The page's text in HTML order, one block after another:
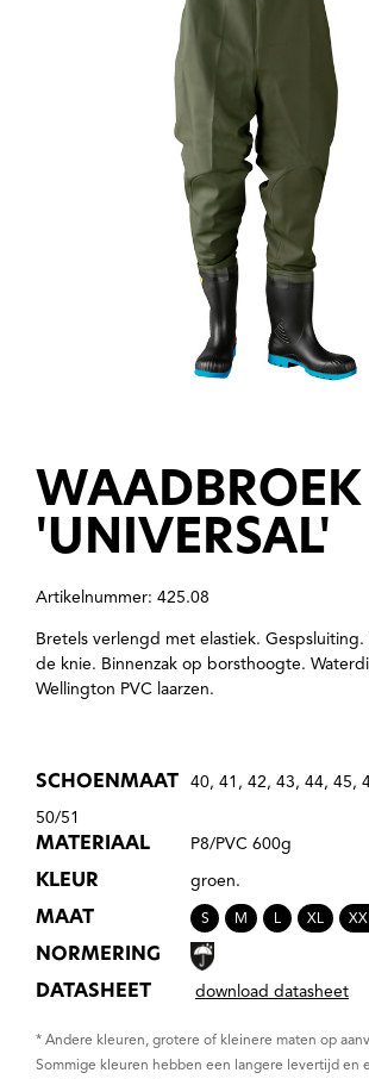
WAADBROEK
'UNIVERSAL'
Artikelnummer: 425.08
Bretels verlengd met elastiek.
de knie. Binnenzak op borsthoogte.
Wellington PVC laarzen.
SCHOENMAAT 40, 41, 42, 43, 44, 45,
50/51
MATERIAAL P8/PVC 600g
KLEUR groen.
MAAT S M L XL
NORMERING
DATASHEET
download datasheet
* Andere kleuren, grotere of kleinere maten op
Sommige kleuren hebben een langere levertijd en